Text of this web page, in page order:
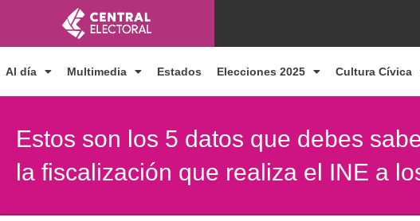
contenido
Al día Multimedia Estados Elecciones 2025 Cultura Cívica
Estos son los 5 datos que debes
la fiscalización que realiza el INE a